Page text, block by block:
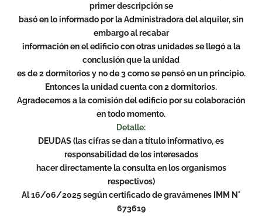
primer descripción se
basó en lo informado por la Administradora del alquiler, sin
embargo al recabar
información en el edificio con otras unidades se llegó a la
conclusión que la unidad
es de 2 dormitorios y no de 3 como se pensó en un principio.
Entonces la unidad cuenta con 2 dormitorios.
Agradecemos a la comisión del edificio por su colaboración
en todo momento.
Detalle:
DEUDAS (las cifras se dan a título informativo, es
responsabilidad de los interesados
hacer directamente la consulta en los organismos
respectivos)
Al 16/06/2025 según certificado de gravámenes IMM N°
673619